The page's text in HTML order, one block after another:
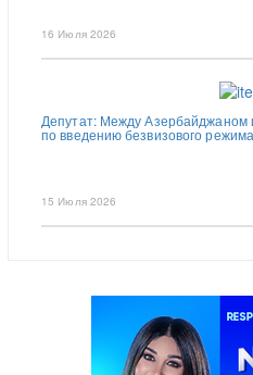
16 Июля 2026
Депутат: Между Азербайджаном
по введению безвизового режима
15 Июля 2026